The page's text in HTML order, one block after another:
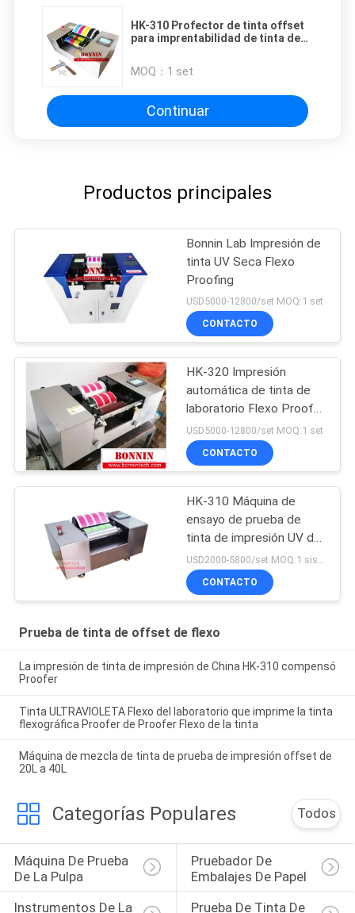
HK-310 Profector de tinta offset
para imprentabilidad de tinta de
MOQ： 1 set
Continuar
Productos principales
Bonnin Lab Impresión de
tinta UV Seca Flexo
Proofing
USD5000-12800/set MOQ:1 set
CONTACTO
HK-320 Impresión
automática de tinta de
laboratorio Flexo Proofer
de tinta
USD5000-12800/set MOQ:1 set
CONTACTO
HK-310 Máquina de
ensayo de prueba de
tinta de impresión UV de
laboratorio
CONTACTO
Prueba de tinta de offset de flexo
La impresión de tinta de impresión de China HK-310 compensó
Proofer
Tinta ULTRAVIOLETA Flexo del laboratorio que imprime la tinta
flexográfica Proofer de Proofer Flexo de la tinta
Máquina de mezcla de tinta de prueba de impresión offset de
20L a 40L
Categorías Populares Todos
Máquina De Prueba
De La Pulpa
Pruebador De
Embalajes De Papel
Instrumentos De La
Prueba De Tinta De